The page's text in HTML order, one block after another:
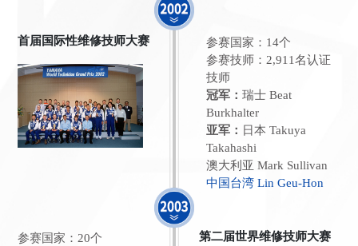
首届国际性维修技师大赛
参赛国家：14个
参赛技师：2,911名认证
技师
冠军： 瑞士 Beat
Burkhalter
亚军： 日本 Takuya
Takahashi
澳大利亚 Mark Sullivan
中国台湾 Lin Geu-Hon
参赛国家：20个
第二届世界维修技师大赛